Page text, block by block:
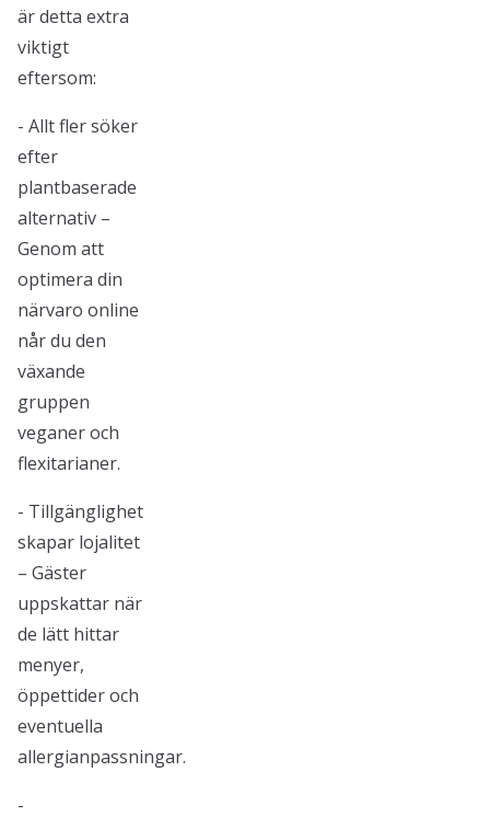
är detta extra
viktigt
eftersom:
- Allt fler söker
efter
plantbaserade
alternativ –
Genom att
optimera din
närvaro online
når du den
växande
gruppen
veganer och
flexitarianer.
- Tillgänglighet
skapar lojalitet
– Gäster
uppskattar när
de lätt hittar
menyer,
öppettider och
eventuella
allergianpassningar.
-